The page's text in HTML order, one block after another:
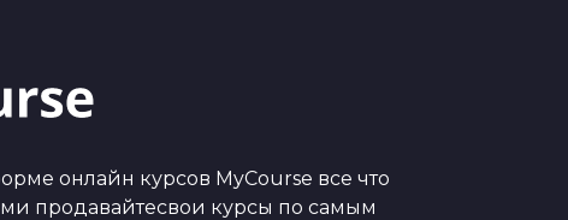
онлайн курсов MyCourse все что
продавайтесвои курсы по самым